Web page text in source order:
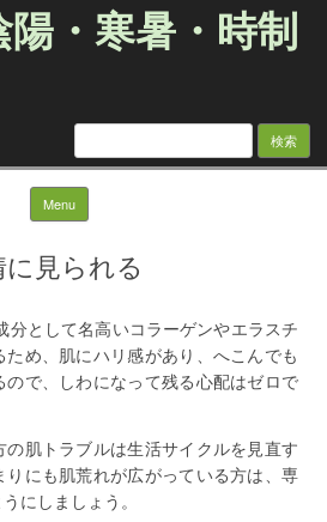
・寒暑・時制
検
Menu Skip to content
見られる
分として名高いコラーゲンやエラスチ
め、肌にハリ感があり、へこんでも
で、しわになって残る心配はゼロで
肌トラブルは生活サイクルを見直す
にも肌荒れが広がっている方は、専
にしましょう。